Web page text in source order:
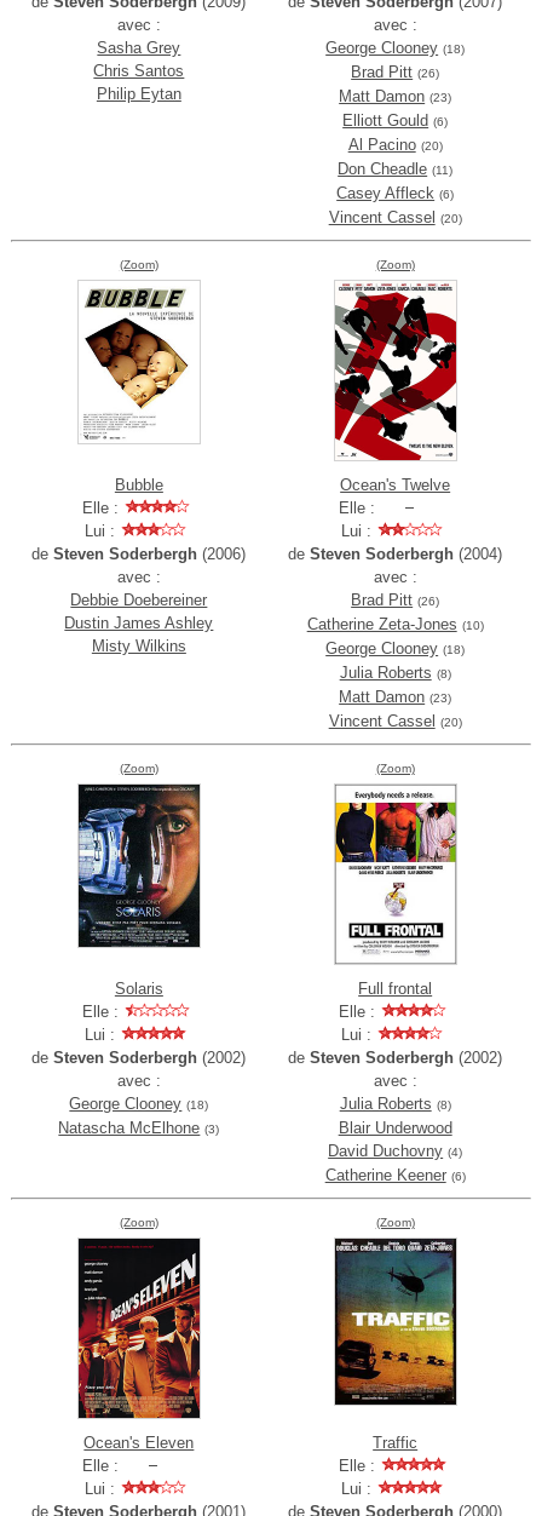
avec :
Sasha Grey
Chris Santos
Philip Eytan
avec :
George Clooney (18)
Brad Pitt (26)
Matt Damon (23)
Elliott Gould (6)
Al Pacino (20)
Don Cheadle (11)
Casey Affleck (6)
Vincent Cassel (20)
(Zoom)
Bubble
Elle :
Lui :
deSteven Soderbergh (2006)
avec :
Debbie Doebereiner
Dustin James Ashley
Misty Wilkins
(Zoom)
Ocean's Twelve
Elle :
Lui :
deSteven Soderbergh (2004)
avec :
Brad Pitt (26)
Catherine Zeta-Jones (10)
George Clooney (18)
Julia Roberts (8)
Matt Damon (23)
Vincent Cassel (20)
(Zoom)
Solaris
Elle :
Lui :
deSteven Soderbergh (2002)
avec :
George Clooney (18)
Natascha McElhone (3)
(Zoom)
Full frontal
Elle :
Lui :
deSteven Soderbergh (2002)
avec :
Julia Roberts (8)
Blair Underwood
David Duchovny (4)
Catherine Keener (6)
(Zoom)
Ocean's Eleven
Elle :
Lui :
deSteven Soderbergh (2001)
(Zoom)
Traffic
Elle :
Lui :
deSteven Soderbergh (2000)